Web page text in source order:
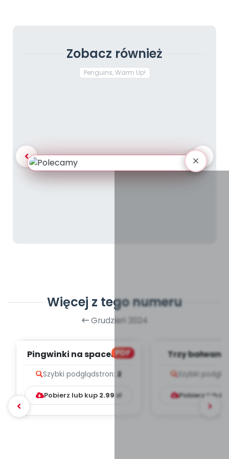
Zobacz również
Penguins, Warm Up!
Więcej z tego numeru
Grudzień 2024
PDF
Pingwinki na spacerze -
Szybki podglądstron: 2
Pobierz lub kup 2.99 zł
Trzy
Szybki
Pobierz lub